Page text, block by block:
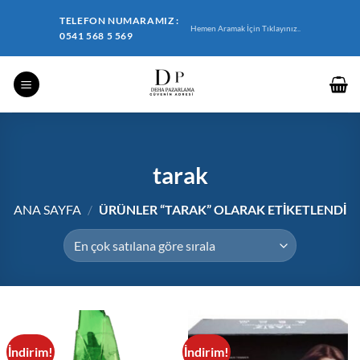
TELEFON NUMARAMIZ :
0541 568 5 569
Hemen Aramak İçin Tıklayınız..
tarak
ANA SAYFA / ÜRÜNLER “TARAK” OLARAK ETIKETLENDI
İndirim! İndirim!